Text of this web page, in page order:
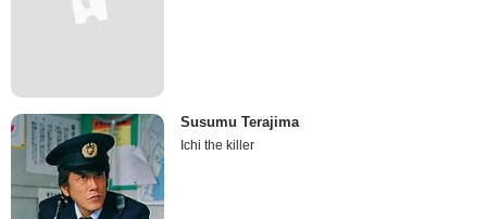
Susumu Terajima
Ichi the killer